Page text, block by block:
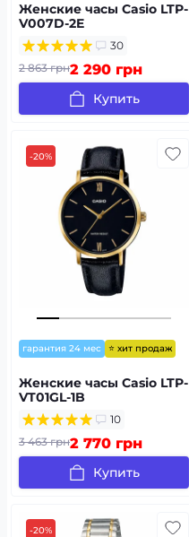
Женские часы Casio LTP-
V007D-2E
30
2 863 грн2 290 грн
Купить
-20%
гарантия 24 мес ⭐ хит продаж
Женские часы Casio LTP-
VT01GL-1B
10
3 463 грн2 770 грн
Купить
-20%